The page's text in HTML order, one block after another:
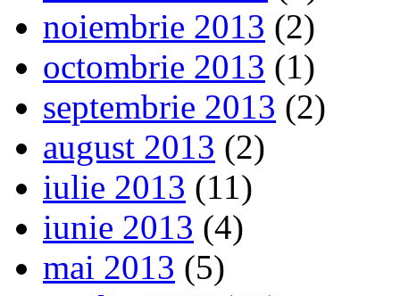
noiembrie 2013 (2)
octombrie 2013 (1)
septembrie 2013 (2)
august 2013 (2)
iulie 2013 (11)
iunie 2013 (4)
mai 2013 (5)